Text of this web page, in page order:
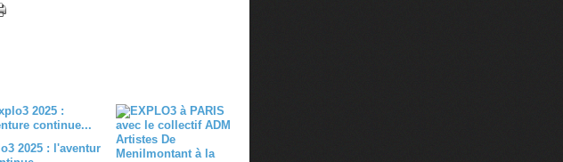
2025 : l'aventur